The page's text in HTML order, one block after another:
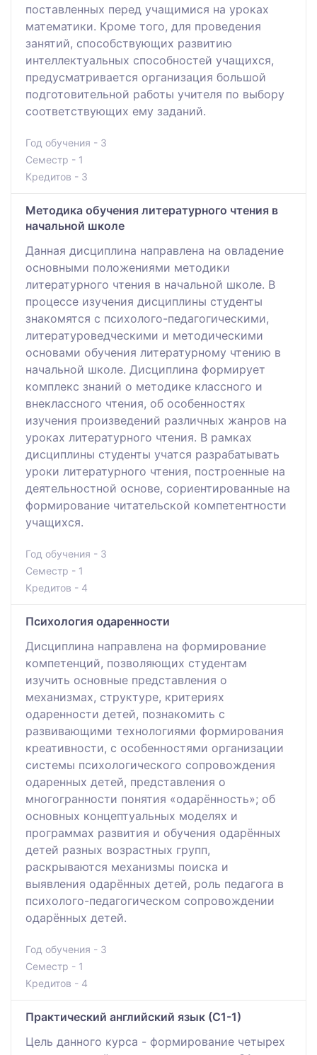
поставленных перед учащимися на уроках
математики. Кроме того, для проведения
занятий, способствующих развитию
интеллектуальных способностей учащихся,
предусматривается организация большой
подготовительной работы учителя по выбору
соответствующих ему заданий.
Год обучения - 3
Семестр - 1
Кредитов - 3
Методика обучения литературного чтения в
начальной школе
Данная дисциплина направлена на овладение
основными положениями методики
литературного чтения в начальной школе. В
процессе изучения дисциплины студенты
знакомятся с психолого-педагогическими,
литературоведческими и методическими
основами обучения литературному чтению в
начальной школе. Дисциплина формирует
комплекс знаний о методике классного и
внеклассного чтения, об особенностях
изучения произведений различных жанров на
уроках литературного чтения. В рамках
дисциплины студенты учатся разрабатывать
уроки литературного чтения, построенные на
деятельностной основе, сориентированные на
формирование читательской компетентности
учащихся.
Год обучения - 3
Семестр - 1
Кредитов - 4
Психология одаренности
Дисциплина направлена на формирование
компетенций, позволяющих студентам
изучить основные представления о
механизмах, структуре, критериях
одаренности детей, познакомить с
развивающими технологиями формирования
креативности, с особенностями организации
системы психологического сопровождения
одаренных детей, представления о
многогранности понятия «одарённость»; об
основных концептуальных моделях и
программах развития и обучения одарённых
детей разных возрастных групп,
раскрываются механизмы поиска и
выявления одарённых детей, роль педагога в
психолого-педагогическом сопровождении
одарённых детей.
Год обучения - 3
Семестр - 1
Кредитов - 4
Практический английский язык (С1-1)
Цель данного курса - формирование четырех